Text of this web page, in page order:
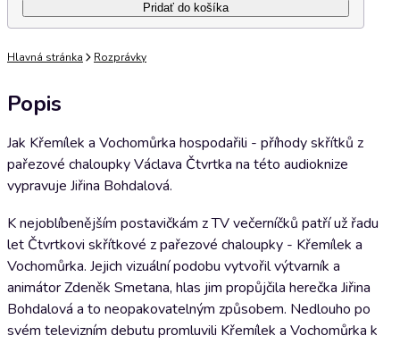
Pridať do košíka
Hlavná stránka Rozprávky
Popis
Jak Křemílek a Vochomůrka hospodařili - příhody skřítků z
pařezové chaloupky Václava Čtvrtka na této audioknize
vypravuje Jiřina Bohdalová.
K nejoblíbenějším postavičkám z TV večerníčků patří už řadu
let Čtvrtkovi skřítkové z pařezové chaloupky - Křemílek a
Vochomůrka. Jejich vizuální podobu vytvořil výtvarník a
animátor Zdeněk Smetana, hlas jim propůjčila herečka Jiřina
Bohdalová a to neopakovatelným způsobem. Nedlouho po
svém televizním debutu promluvili Křemílek a Vochomůrka k